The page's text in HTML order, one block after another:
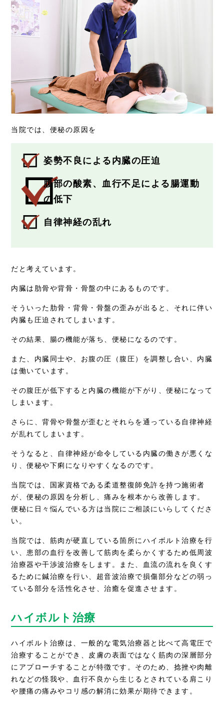
当院では、便秘の原因を
姿勢不良による内臓の圧迫
腹部の酸素、血行不足による腸運動
の低下
自律神経の乱れ
だと考えています。
内臓は肋骨や背骨・骨盤の中にあるものです。
そういった肋骨・背骨・骨盤の歪みが出ると、それに伴い
内臓も圧迫されてしまいます。
その結果、腸の機能が落ち、便秘になるのです。
また、内臓同士や、お腹の圧（腹圧）を調整し合い、内臓
は働いています。
その腹圧が低下すると内臓の機能が下がり、便秘になって
しまいます。
さらに、背骨や骨盤が歪むとそれらを通っている自律神経
が乱れてしまいます。
そうなると、自律神経が命令している内臓の働きが悪くな
り、便秘や下痢になりやすくなるのです。
当院では、国家資格である柔道整復師免許を持つ施術者
が、便秘の原因を分析し、痛みを根本から改善します。
便秘に日々悩んでいる方は当院にご相談にいらしてくださ
い。
当院では、筋肉が硬直している箇所にハイボルト治療を行
い、患部の血行を改善して筋肉を柔らかくするため低周波
治療器や干渉波治療をします。また、血流の流れを良くす
るために鍼治療を行い、超音波治療で損傷部分などの弱っ
ている部分を活性化させ、治癒を促進させます。
ハイボルト治療
ハイボルト治療は、一般的な電気治療器と比べて高電圧で
治療することができ、皮膚の表面ではなく筋肉の深層部分
にアプローチすることが特徴です。そのため、捻挫や肉離
れなどの怪我や、血行不良から生じるとされている肩こり
や腰痛の痛みやコリ感の解消に効果が期待できます。